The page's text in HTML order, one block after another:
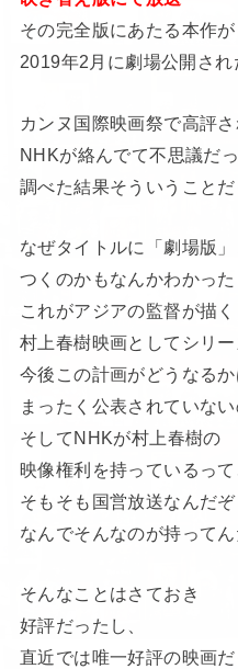
その完全版にあたる本作が
2019年2月に劇場公開され
カンヌ国際映画祭で高評さ
NHKが絡んでて不思議だっ
調べた結果そういうことだ
なぜタイトルに「劇場版」
つくのかもなんかわかった
これがアジアの監督が描く
村上春樹映画としてシリ
今後この計画がどうなるか
まったく公表されていない
そしてNHKが村上春樹の
映像権利を持っているって
そもそも国営放送なんだぞ
なんでそんなのが持ってん
そんなことはさておき
好評だったし、
直近では唯一好評の映画だ